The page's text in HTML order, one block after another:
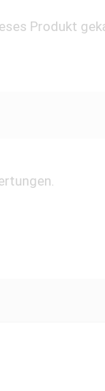
Produkt